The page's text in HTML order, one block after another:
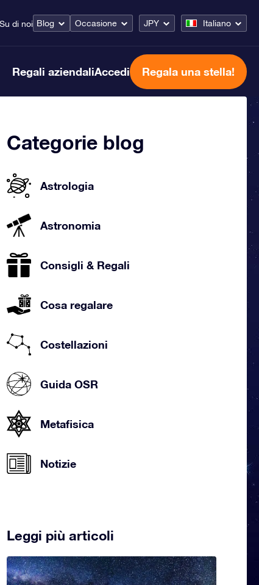
Su di noi Blog Occasione JPY Italiano
Regali aziendaliAccedi Regala una stella!
Categorie blog
Astrologia
Astronomia
Consigli & Regali
Cosa regalare
Costellazioni
Guida OSR
Metafisica
Notizie
Leggi più articoli